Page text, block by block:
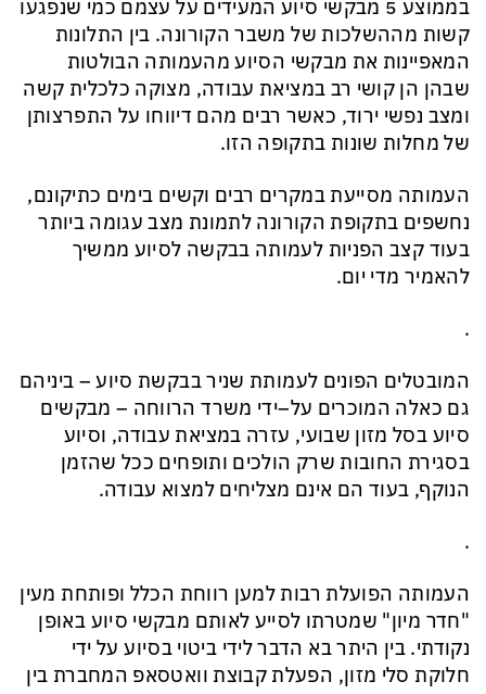
בממוצע 5 מבקשי סיוע המעידים על עצמם כמי שנפגעו
קשות מההשלכות של משבר הקורונה. בין התלונות
המאפיינות את מבקשי הסיוע מהעמותה הבולטות
שבהן הן קושי רב במציאת עבודה, מצוקה כלכלית קשה
ומצב נפשי ירוד, כאשר רבים מהם דיווחו על התפרצותן
של מחלות שונות בתקופה הזו.
העמותה מסייעתבמקרים רבים וקשים בימים כתיקונם,
נחשפים בתקופת הקורונה לתמונת מצב עגומה ביותר
בעוד קצב הפניות לעמותה בבקשה לסיוע ממשיך
להאמיר מדי יום.
.
המובטלים הפונים לעמותת שניר בבקשת סיוע – ביניהם
גם כאלה המוכרים על–ידי משרד הרווחה – מבקשים
סיוע בסל מזון שבועי, עזרה במציאת עבודה, וסיוע
בסגירת החובות שרק הולכים ותופחים ככל שהזמן
הנוקף, בעוד הם אינם מצליחים למצוא עבודה.
.
העמותה הפועלת רבות למען רווחת הכלל ופותחת מעין
"חדר מיון" שמטרתו לסייע לאותם מבקשי סיוע באופן
נקודתי. בין היתר בא הדבר לידי ביטוי בסיוע על ידי
חלוקת סלי מזון, הפעלת קבוצת וואטסאפ המחברת בין